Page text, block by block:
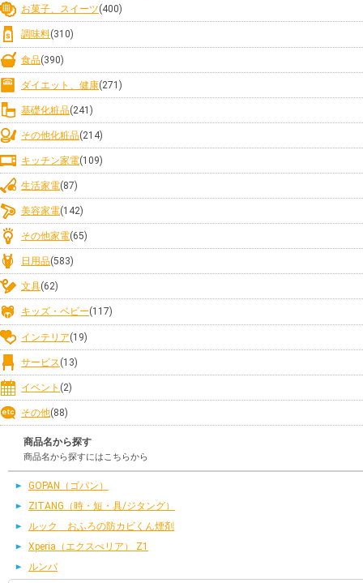
お菓子、スイーツ(400)
調味料(310)
食品(390)
ダイエット、健康(271)
基礎化粧品(241)
その他化粧品(214)
キッチン家電(109)
生活家電(87)
美容家電(142)
その他家電(65)
日用品(583)
文具(62)
キッズ・ベビー(117)
インテリア(19)
サービス (13)
イベント (2)
その他(88)
商品名から探す
商品名から探すにはこちらから
GOPAN（ゴパン）
ZITANG（時・短・具/ジタング）
ルック おふろの防カビくん煙剤
Xperia（エクスぺリア） Z1
ルンバ